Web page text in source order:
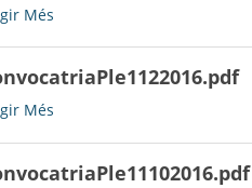
Més
Més